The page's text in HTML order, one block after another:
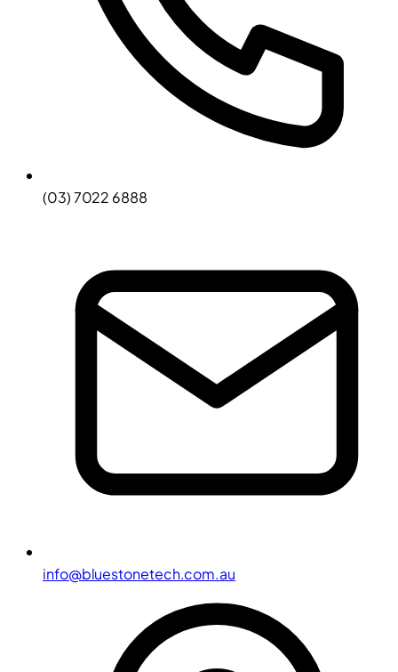
(03) 7022 6888
info@bluestonetech.com.au